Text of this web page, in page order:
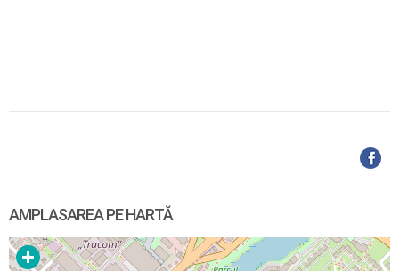
AMPLASAREA PE HARTĂ